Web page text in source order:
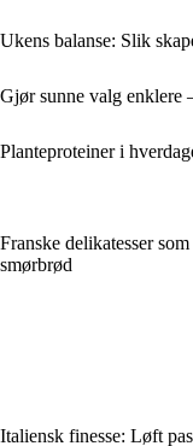
Ukens balanse: Slik
Gjør sunne valg enklere
Planteproteiner i
Franske delikatesser
smørbrød
Italiensk finesse: Løft